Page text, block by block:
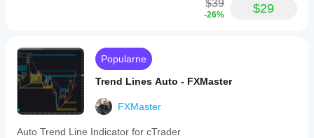
$39
-26% $29
Popularne
Trend Lines Auto - FXMaster
FXMaster
Auto Trend Line Indicator for cTrader